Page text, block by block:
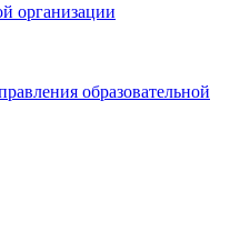
организации
образовательной